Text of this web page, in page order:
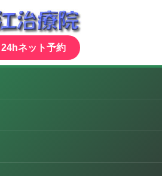
24hネット予約